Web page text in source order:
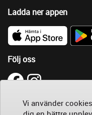
Vi använder
Ladda ner appen
Följ oss